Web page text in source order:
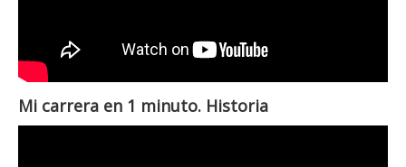
Mi carrera en 1 minuto. Historia